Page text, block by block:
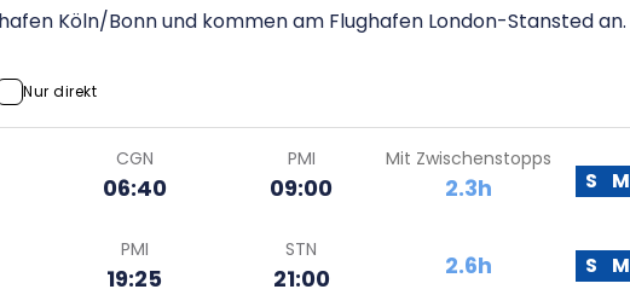
Köln/Bonn und kommen am Flughafen London-Stansted an.
Nur direkt
CGN
06:40
PMI
09:00
Mit Zwischenstopps
2.3h S M
PMI
19:25
STN
21:00 2.6h S M